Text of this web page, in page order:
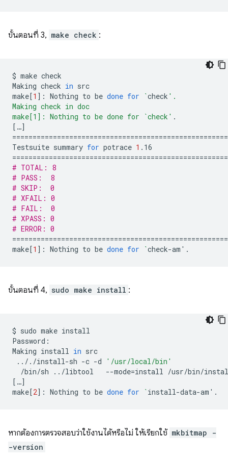
ขั้นตอนที่ 3, make check :
$ make check
Making check in src
make[1 ] : Nothing to be done for `check '.
Making check in doc
make[1]: Nothing to be done for `check'
[ …]
Testsuite summary for potrace 1
# TOTAL: 8
# PASS:  8
# SKIP:  0
# XFAIL: 0
# FAIL:  0
# XPASS: 0
# ERROR: 0
make[1 ] : Nothing to be done for `check-am '
ขั้นตอนที่ 4, sudo make install :
$ sudo make install
Password:
Making install in
.././install-sh -c -d
'/usr/local/bin'
/bin/sh
../libtool --mode=install /usr/bin/
[ …]
make[2] : Nothing to be done for `install-data-am '
หากต้องการตรวจสอบว่าใช้งานได้หรือไม่ ให้เรียกใช้ mkbitmap -
-version